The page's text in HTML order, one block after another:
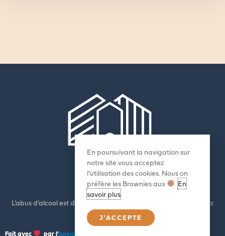
F
a
c
e
b
I
n
s
t
a
L
i
k
e
L’abus d’alcool est dangereux pour la santé. A consommer avec
modération
Fait avec par l’agence web Marque Digitale
En poursuivant la navigation sur
notre site vous acceptez
l’utilisation des cookies. Nous on
préfère les Brownies aux
En
savoir plus
J'ACCEPTE